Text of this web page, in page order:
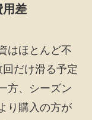
用差
はほとんど不
だけ滑る予定
方、シーズン
り購入の方が